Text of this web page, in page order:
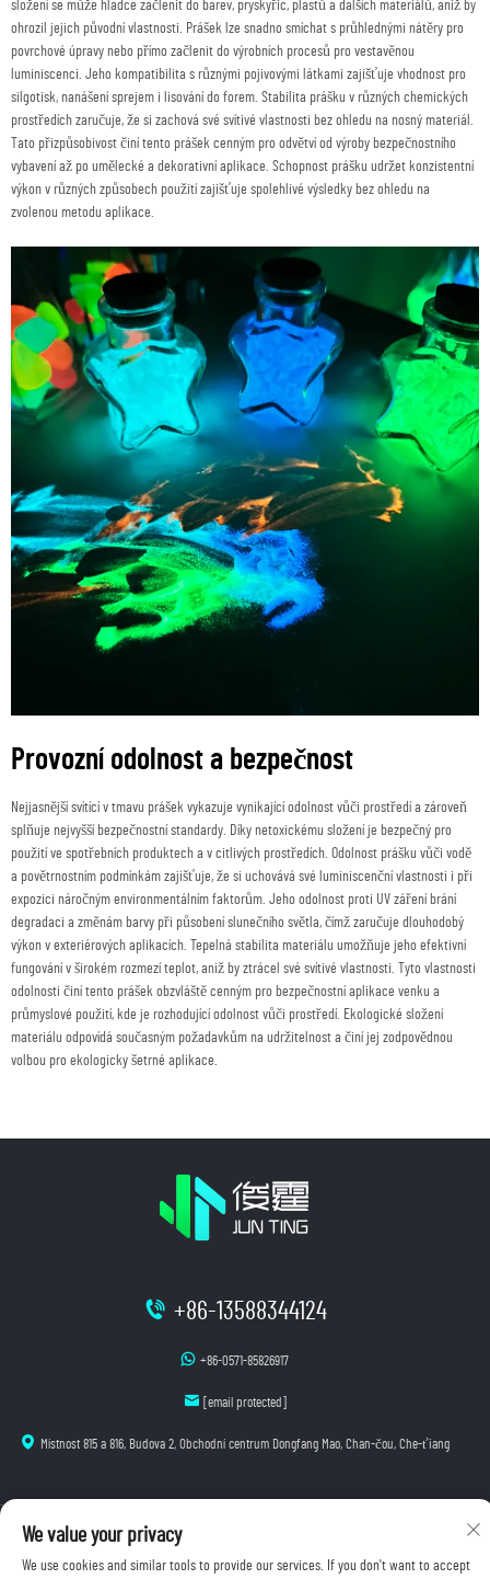
složení se může hladce začlenit do barev, pryskyřic, plastů a dalších materiálů, aniž by
ohrozil jejich původní vlastnosti. Prášek lze snadno smíchat s průhlednými nátěry pro
povrchové úpravy nebo přímo začlenit do výrobních procesů pro vestavěnou
luminiscenci. Jeho kompatibilita s různými pojivovými látkami zajišťuje vhodnost pro
silgotisk, nanášení sprejem i lisování do forem. Stabilita prášku v různých chemických
prostředích zaručuje, že si zachová své svítivé vlastnosti bez ohledu na nosný materiál.
Tato přizpůsobivost činí tento prášek cenným pro odvětví od výroby bezpečnostního
vybavení až po umělecké a dekorativní aplikace. Schopnost prášku udržet konzistentní
výkon v různých způsobech použití zajišťuje spolehlivé výsledky bez ohledu na
zvolenou metodu aplikace.
Provozní odolnost a bezpečnost
Nejjasnější svítící v tmavu prášek vykazuje vynikající odolnost vůči prostředí a zároveň
splňuje nejvyšší bezpečnostní standardy. Díky netoxickému složení je bezpečný pro
použití ve spotřebních produktech a v citlivých prostředích. Odolnost prášku vůči vodě
a povětrnostním podmínkám zajišťuje, že si uchovává své luminiscenční vlastnosti i při
expozici náročným environmentálním faktorům. Jeho odolnost proti UV záření brání
degradaci a změnám barvy při působení slunečního světla, čímž zaručuje dlouhodobý
výkon v exteriérových aplikacích. Tepelná stabilita materiálu umožňuje jeho efektivní
fungování v širokém rozmezí teplot, aniž by ztrácel své svítivé vlastnosti. Tyto vlastnosti
odolnosti činí tento prášek obzvláště cenným pro bezpečnostní aplikace venku a
průmyslové použití, kde je rozhodující odolnost vůči prostředí. Ekologické složení
materiálu odpovídá současným požadavkům na udržitelnost a činí jej zodpovědnou
volbou pro ekologicky šetrné aplikace.
+86-13588344124
+86-0571-85826917
[email protected]
Místnost 815 a 816, Budova 2, Obchodní centrum Dongfang Mao, Chan-čou, Che-ťiang
Autorská práva © 2025 Hangzhou Junting Luminescence Technology Co., Ltd. Všechna práva
Zásady ochrany osobních údajů
We value your privacy
We use cookies and similar tools to provide our services. If you don't want to accept